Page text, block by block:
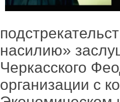
насилию»
Черкасского
организации с